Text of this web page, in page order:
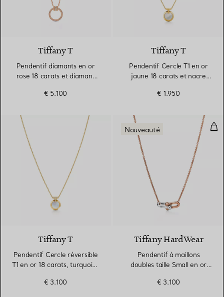
2 Matériaux
Tiffany T
Pendentif diamants en or
rose 18 carats et diamant
€ 5.100
Tiffany T
Pendentif Cercle T1 en or
jaune 18 carats et nacre
€ 1.950
Tiffany T
Pendentif Cercle réversible
T1 en or 18 carats, turquoise
€ 3.100
Nouveauté
Tiffany HardWear
Pendentif à maillons
doubles taille Small en or
€ 3.100